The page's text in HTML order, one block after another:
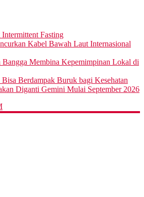
Fasting
Kabel Bawah Laut Internasional
Bangga Membina Kepemimpinan Lokal di
Berdampak Buruk bagi Kesehatan
Diganti Gemini Mulai September 2026